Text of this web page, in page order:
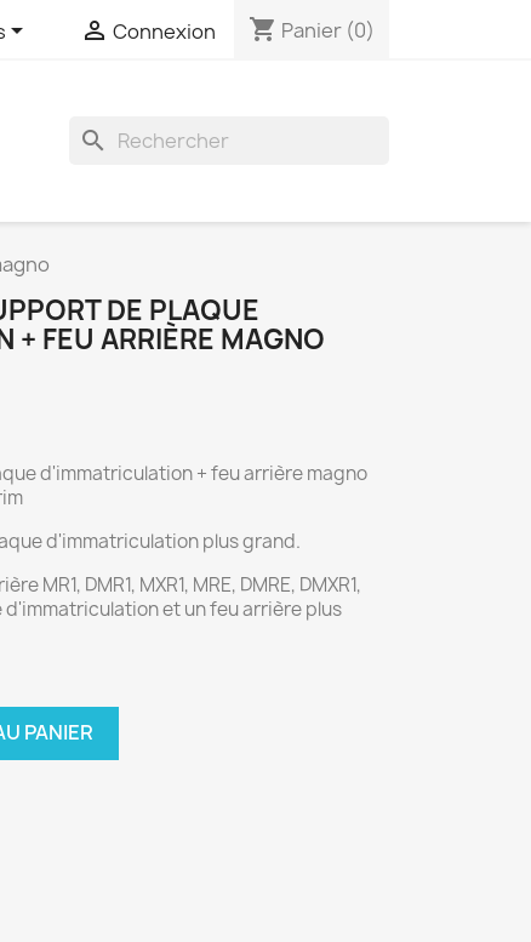
  Connexion shopping_cart Panier (0)
search
DE PLAQUE
+ FEU ARRIÈRE MAGNO
d'immatriculation + feu arrière magno
d'immatriculation plus grand.
MR1, DMR1, MXR1, MRE, DMRE, DMXR1,
d'immatriculation et un feu arrière plus
PANIER